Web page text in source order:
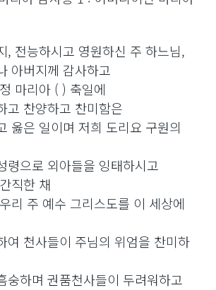
, 전능하시고 영원하신 주 하느님,
아버지께 감사하고
마리아 ( ) 축일에
고 찬양하고 찬미함은
옳은 일이며 저희 도리요 구원의
령으로 외아들을 잉태하시고
직한 채
리 주 예수 그리스도를 이 세상에
여 천사들이 주님의 위엄을 찬미하
숭하며 권품천사들이 두려워하고